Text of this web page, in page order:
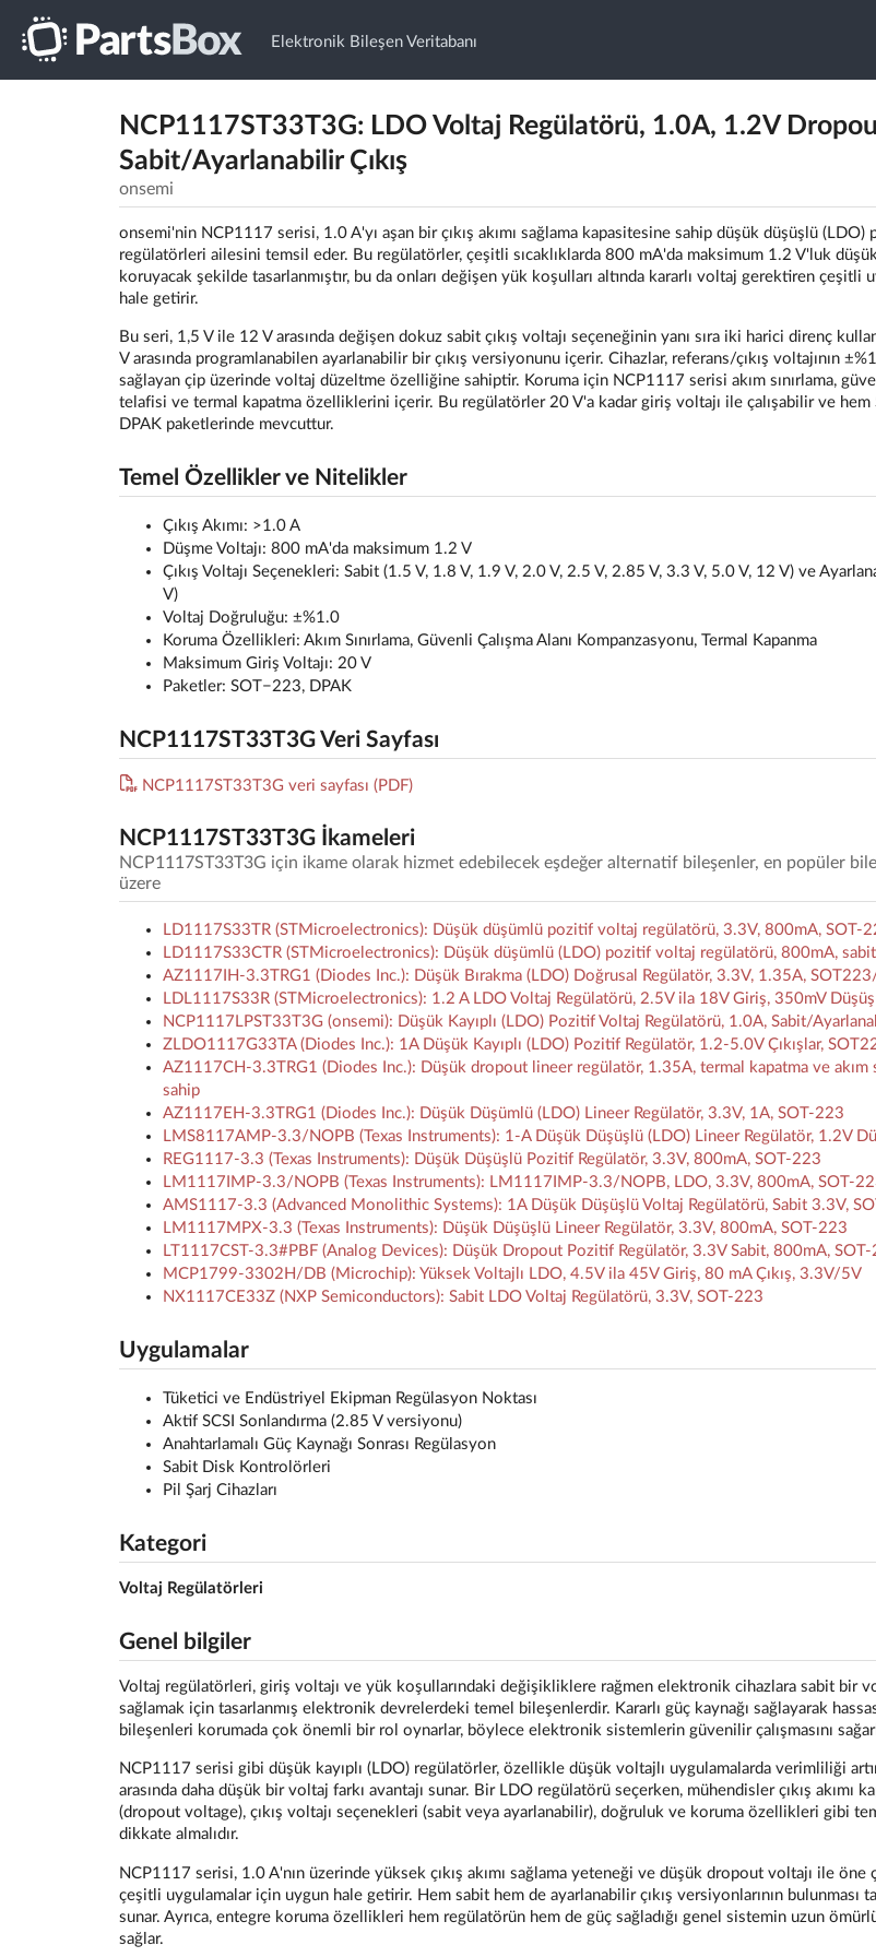
Elektronik Bileşen Veritabanı
NCP1117ST33T3G: LDO Voltaj Regülatörü, 1.0A, 1.2V
Sabit/Ayarlanabilir Çıkış
onsemi
onsemi'nin NCP1117 serisi, 1.0 A'yı aşan bir çıkış akımı sağlama kapasitesine sahip düşük düşüşlü
regülatörleri ailesini temsil eder. Bu regülatörler, çeşitli sıcaklıklarda 800 mA'da maksimum 1.2 V'luk
koruyacak şekilde tasarlanmıştır, bu da onları değişen yük koşulları altında kararlı voltaj gerektiren çeşitli
hale getirir.
Bu seri, 1,5 V ile 12 V arasında değişen dokuz sabit çıkış voltajı seçeneğinin yanı sıra iki harici direnç
V arasında programlanabilen ayarlanabilir bir çıkış versiyonunu içerir. Cihazlar, referans/çıkış voltajının
sağlayan çip üzerinde voltaj düzeltme özelliğine sahiptir. Koruma için NCP1117 serisi akım sınırlama,
telafisi ve termal kapatma özelliklerini içerir. Bu regülatörler 20 V'a kadar giriş voltajı ile çalışabilir ve
DPAK paketlerinde mevcuttur.
Temel Özellikler ve Nitelikler
Çıkış Akımı: >1.0 A
Düşme Voltajı: 800 mA'da maksimum 1.2 V
Çıkış Voltajı Seçenekleri: Sabit (1.5 V, 1.8 V, 1.9 V, 2.0 V, 2.5 V, 2.85 V, 3.3 V, 5.0 V, 12 V) ve
V)
Voltaj Doğruluğu: ±%1.0
Koruma Özellikleri: Akım Sınırlama, Güvenli Çalışma Alanı Kompanzasyonu, Termal Kapanma
Maksimum Giriş Voltajı: 20 V
Paketler: SOT−223, DPAK
NCP1117ST33T3G Veri Sayfası
NCP1117ST33T3G veri sayfası (PDF)
NCP1117ST33T3G İkameleri
NCP1117ST33T3G için ikame olarak hizmet edebilecek eşdeğer alternatif bileşenler, en popüler
üzere
LD1117S33TR (STMicroelectronics): Düşük düşümlü pozitif voltaj regülatörü, 3.3V, 800mA, SOT-
LD1117S33CTR (STMicroelectronics): Düşük düşümlü (LDO) pozitif voltaj regülatörü, 800mA,
AZ1117IH-3.3TRG1 (Diodes Inc.): Düşük Bırakma (LDO) Doğrusal Regülatör, 3.3V, 1.35A,
LDL1117S33R (STMicroelectronics): 1.2 A LDO Voltaj Regülatörü, 2.5V ila 18V Giriş, 350mV Düşüş
NCP1117LPST33T3G (onsemi): Düşük Kayıplı (LDO) Pozitif Voltaj Regülatörü, 1.0A, Sabit/
ZLDO1117G33TA (Diodes Inc.): 1A Düşük Kayıplı (LDO) Pozitif Regülatör, 1.2-5.0V Çıkışlar,
AZ1117CH-3.3TRG1 (Diodes Inc.): Düşük dropout lineer regülatör, 1.35A, termal kapatma ve akım
sahip
AZ1117EH-3.3TRG1 (Diodes Inc.): Düşük Düşümlü (LDO) Lineer Regülatör, 3.3V, 1A, SOT-223
LMS8117AMP-3.3/NOPB (Texas Instruments): 1-A Düşük Düşüşlü (LDO) Lineer Regülatör, 1.2V
REG1117-3.3 (Texas Instruments): Düşük Düşüşlü Pozitif Regülatör, 3.3V, 800mA, SOT-223
LM1117IMP-3.3/NOPB (Texas Instruments): LM1117IMP-3.3/NOPB, LDO, 3.3V, 800mA, SOT-
AMS1117-3.3 (Advanced Monolithic Systems): 1A Düşük Düşüşlü Voltaj Regülatörü, Sabit 3.3V,
LM1117MPX-3.3 (Texas Instruments): Düşük Düşüşlü Lineer Regülatör, 3.3V, 800mA, SOT-223
LT1117CST-3.3#PBF (Analog Devices): Düşük Dropout Pozitif Regülatör, 3.3V Sabit, 800mA,
MCP1799-3302H/DB (Microchip): Yüksek Voltajlı LDO, 4.5V ila 45V Giriş, 80 mA Çıkış, 3.3V/5V
NX1117CE33Z (NXP Semiconductors): Sabit LDO Voltaj Regülatörü, 3.3V, SOT-223
Uygulamalar
Tüketici ve Endüstriyel Ekipman Regülasyon Noktası
Aktif SCSI Sonlandırma (2.85 V versiyonu)
Anahtarlamalı Güç Kaynağı Sonrası Regülasyon
Sabit Disk Kontrolörleri
Pil Şarj Cihazları
Kategori
Voltaj Regülatörleri
Genel bilgiler
Voltaj regülatörleri, giriş voltajı ve yük koşullarındaki değişikliklere rağmen elektronik cihazlara sabit bir
sağlamak için tasarlanmış elektronik devrelerdeki temel bileşenlerdir. Kararlı güç kaynağı sağlayarak
bileşenleri korumada çok önemli bir rol oynarlar, böylece elektronik sistemlerin güvenilir çalışmasını
NCP1117 serisi gibi düşük kayıplı (LDO) regülatörler, özellikle düşük voltajlı uygulamalarda verimliliği
arasında daha düşük bir voltaj farkı avantajı sunar. Bir LDO regülatörü seçerken, mühendisler çıkış akımı
(dropout voltage), çıkış voltajı seçenekleri (sabit veya ayarlanabilir), doğruluk ve koruma özellikleri gibi
dikkate almalıdır.
NCP1117 serisi, 1.0 A'nın üzerinde yüksek çıkış akımı sağlama yeteneği ve düşük dropout voltajı ile öne
çeşitli uygulamalar için uygun hale getirir. Hem sabit hem de ayarlanabilir çıkış versiyonlarının bulunması
sunar. Ayrıca, entegre koruma özellikleri hem regülatörün hem de güç sağladığı genel sistemin uzun
sağlar.